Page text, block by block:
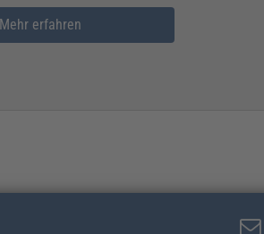
Mehr erfahren